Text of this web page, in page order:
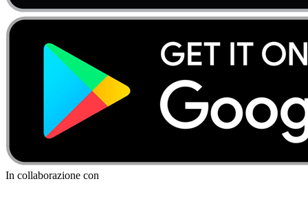
In collaborazione con